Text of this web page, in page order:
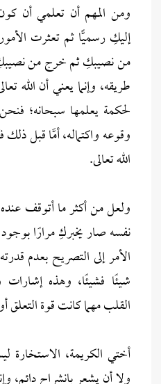
ومن المهم أن تعلمي أن
إليكِ رسميًّا ثم تعثرت
من نصيبكِ ثم خرج من
طريقه، وإنما يعني أن الله
لحكمة يعلمها سبحانه؛
وقوعه واكتماله، أمَّا قبل
الله تعالى.
ولعل من أكثر ما أتوقف
نفسه صار يخبركِ مرارًا
الأمر إلى التصريح بعدم
شيئًا فشيئًا، وهذه إشارات
القلب مهما كانت قوة التعلق
أختي الكريمة، الاستخارة